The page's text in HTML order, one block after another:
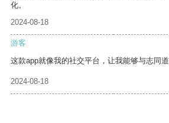
化。
2024-08-18
游客
这款app就像我的社交平台，让我能够与志同道
2024-08-18